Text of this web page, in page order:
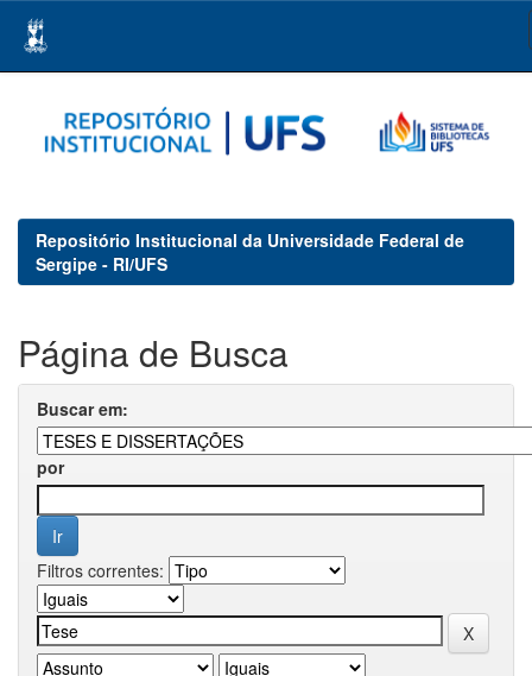
navigation
Repositório Institucional da Universidade Federal de
Sergipe - RI/UFS
Página de Busca
Buscar em:
por
Filtros correntes: